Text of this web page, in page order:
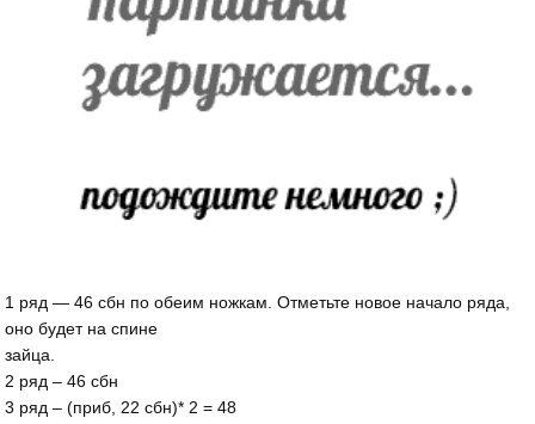
1 ряд — 46 сбн по обеим ножкам. Отметьте новое начало ряда,
оно будет на спине
зайца.
2 ряд – 46 сбн
3 ряд – (приб, 22 сбн)* 2 = 48